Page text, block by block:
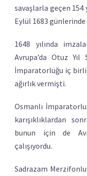
savaşlarla geçen 154
Eylül 1683 günlerinde
1648 yılında
Avrupa’da Otuz Yıl
İmparatorluğu iç
ağırlık vermişti.
Osmanlı
karışıklıklardan
bunun için de
çalışıyordu.
Sadrazam